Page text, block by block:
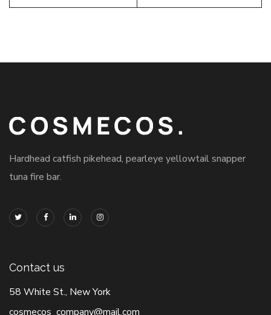
Hardhead catfish pikehead, pearleye yellowtail snapper
tuna fire bar.
Contact us
58 White St., New York
cosmecos_company@mail.com